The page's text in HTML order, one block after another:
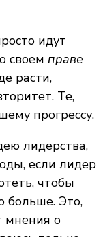
идут
своем праве
расти,
Те,
прогрессу.
лидерства,
если лидер
чтобы
больше. Это,
мнения о